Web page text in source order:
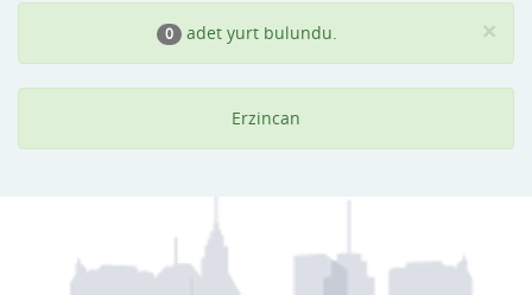
Kız Pansiyonları ×
0 adet yurt bulundu.
Erzincan